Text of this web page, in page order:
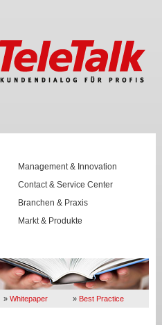
Management & Innovation
Contact & Service Center
Branchen & Praxis
Markt & Produkte
» Whitepaper » Best Practice